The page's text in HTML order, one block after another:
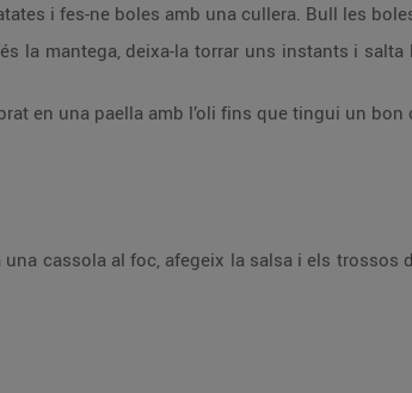
i fes-ne boles amb una cullera. Bull les
la mantega, deixa-la torrar uns instants i
en una paella amb l’oli fins que tingui un bon
una cassola al foc, afegeix la salsa i els